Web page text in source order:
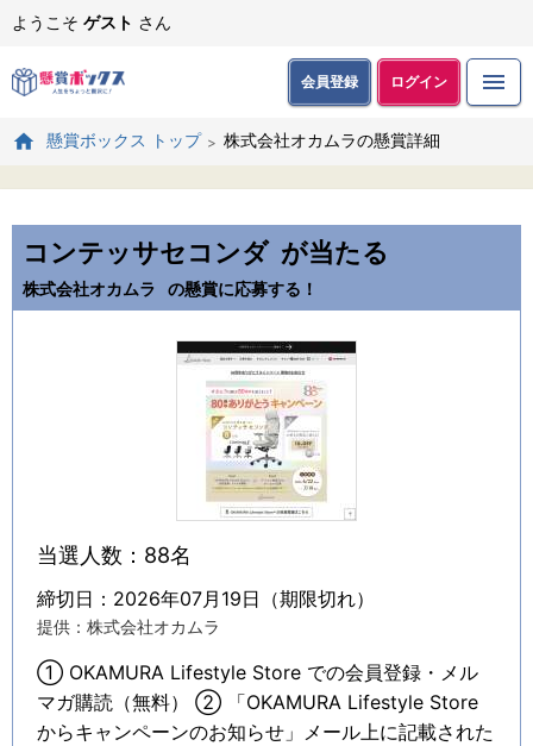
ようこそ ゲスト さん
会員登録 ログイン
懸賞ボックス トップ 株式会社オカムラの懸賞詳細
コンテッサセコンダ が当たる
株式会社オカムラ の懸賞に応募する！
当選人数：88名
締切日：2026年07月19日（期限切れ）
提供：株式会社オカムラ
① OKAMURA Lifestyle Store での会員登録・メル
マガ購読（無料） ② 「OKAMURA Lifestyle Store
からキャンペーンのお知らせ」メール上に記載された